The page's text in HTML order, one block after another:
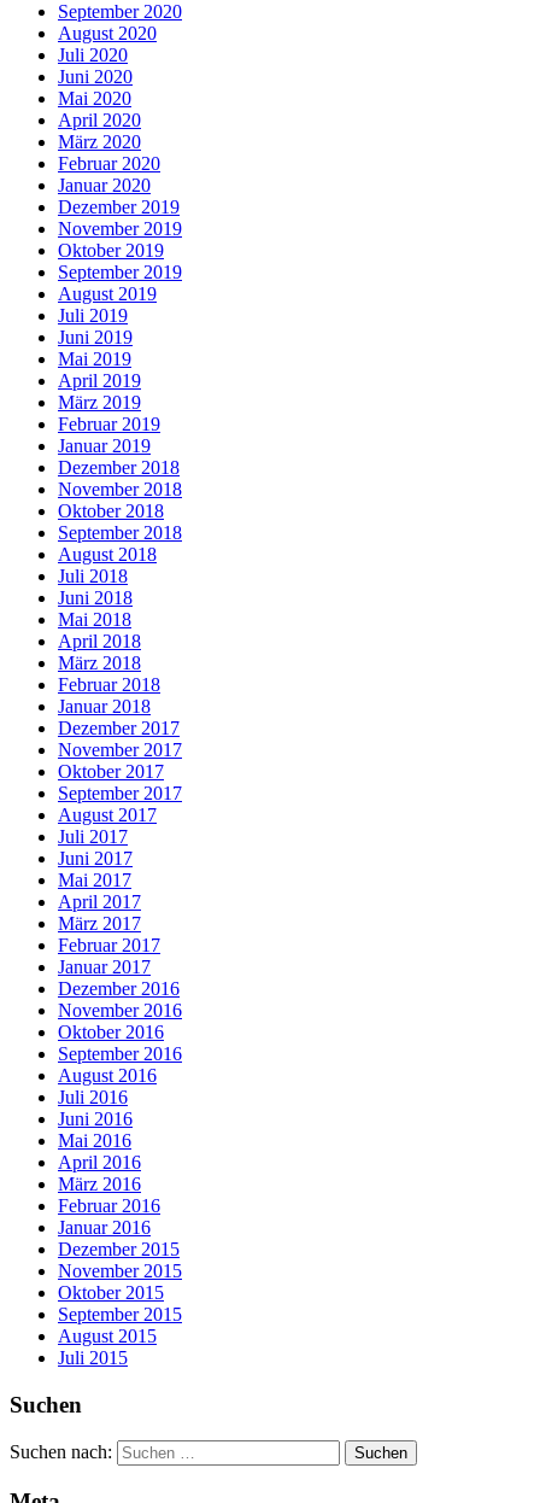
September 2020
August 2020
Juli 2020
Juni 2020
Mai 2020
April 2020
März 2020
Februar 2020
Januar 2020
Dezember 2019
November 2019
Oktober 2019
September 2019
August 2019
Juli 2019
Juni 2019
Mai 2019
April 2019
März 2019
Februar 2019
Januar 2019
Dezember 2018
November 2018
Oktober 2018
September 2018
August 2018
Juli 2018
Juni 2018
Mai 2018
April 2018
März 2018
Februar 2018
Januar 2018
Dezember 2017
November 2017
Oktober 2017
September 2017
August 2017
Juli 2017
Juni 2017
Mai 2017
April 2017
März 2017
Februar 2017
Januar 2017
Dezember 2016
November 2016
Oktober 2016
September 2016
August 2016
Juli 2016
Juni 2016
Mai 2016
April 2016
März 2016
Februar 2016
Januar 2016
Dezember 2015
November 2015
Oktober 2015
September 2015
August 2015
Juli 2015
Suchen
Suchen nach: